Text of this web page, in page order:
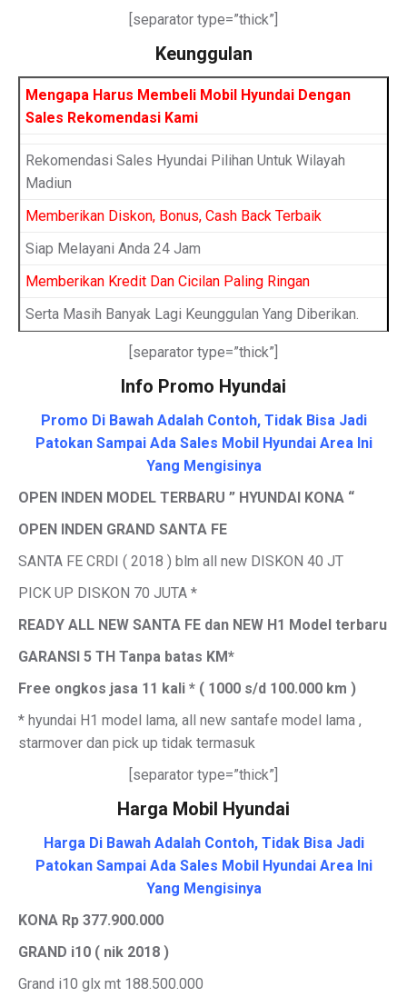
[separator type=”thick”]
Keunggulan
Mengapa Harus Membeli Mobil Hyundai Dengan
Sales Rekomendasi Kami
Rekomendasi Sales Hyundai Pilihan Untuk Wilayah
Madiun
Memberikan Diskon, Bonus, Cash Back Terbaik
Siap Melayani Anda 24 Jam
Memberikan Kredit Dan Cicilan Paling Ringan
Serta Masih Banyak Lagi Keunggulan Yang Diberikan.
[separator type=”thick”]
Info Promo Hyundai
Promo Di Bawah Adalah Contoh, Tidak Bisa Jadi
Patokan Sampai Ada Sales Mobil Hyundai Area Ini
Yang Mengisinya
OPEN INDEN MODEL TERBARU ” HYUNDAI KONA “
OPEN INDEN GRAND SANTA FE
SANTA FE CRDI ( 2018 ) blm all new DISKON 40 JT
PICK UP DISKON 70 JUTA *
READY ALL NEW SANTA FE dan NEW H1 Model terbaru
GARANSI 5 TH Tanpa batas KM*
Free ongkos jasa 11 kali * ( 1000 s/d 100.000 km )
* hyundai H1 model lama, all new santafe model lama ,
starmover dan pick up tidak termasuk
[separator type=”thick”]
Harga Mobil Hyundai
Harga Di Bawah Adalah Contoh, Tidak Bisa Jadi
Patokan Sampai Ada Sales Mobil Hyundai Area Ini
Yang Mengisinya
KONA Rp 377.900.000
GRAND i10 ( nik 2018 )
Grand i10 glx mt 188.500.000